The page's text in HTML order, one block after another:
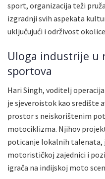
sport, organizacija teži
izgradnji svih aspekata
uključujući i održivost
Uloga industrije u
sportova
Hari Singh, voditelj
je sjeveroistok kao središte
prostor s neiskorištenim
motociklizma. Njihov
poticanje lokalnih talenata,
motorističkoj zajednici i
igrača na indijskoj moto